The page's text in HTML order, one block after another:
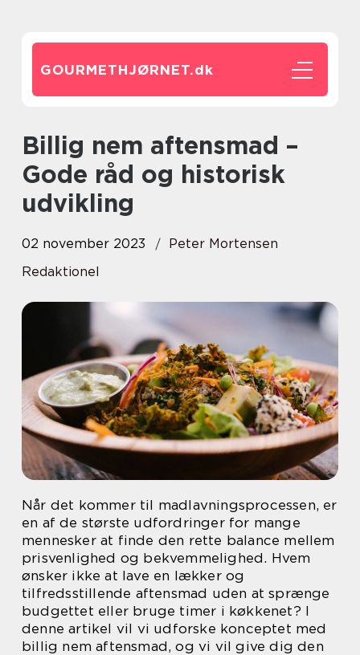
GOURMETHJØRNET.dk
Billig nem aftensmad –
Gode råd og historisk
udvikling
02 november 2023
Peter Mortensen
Redaktionel
Når det kommer til madlavningsprocessen, er
en af de største udfordringer for mange
mennesker at finde den rette balance mellem
prisvenlighed og bekvemmelighed. Hvem
ønsker ikke at lave en lækker og
tilfredsstillende aftensmad uden at sprænge
budgettet eller bruge timer i køkkenet? I
denne artikel vil vi udforske konceptet med
billig nem aftensmad, og vi vil give dig den